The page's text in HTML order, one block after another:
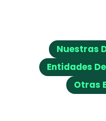
Nuestras
Entidades
Otras